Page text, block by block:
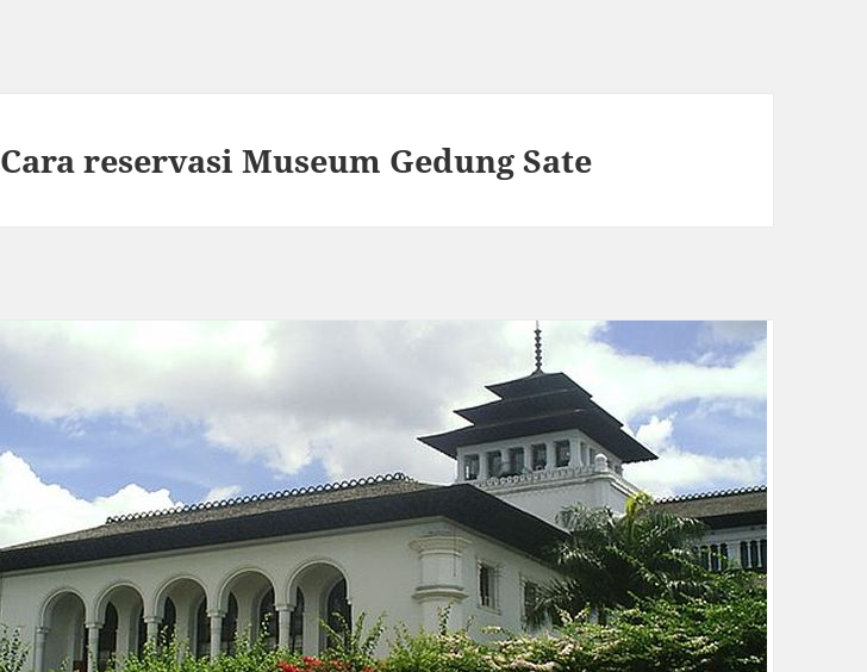
Cara reservasi Museum Gedung Sate